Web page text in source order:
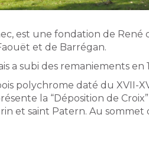
est une fondation de René
et de Barrégan.
a subi des remaniements en
polychrome daté du XVII-
la “Déposition de
et saint Patern. Au